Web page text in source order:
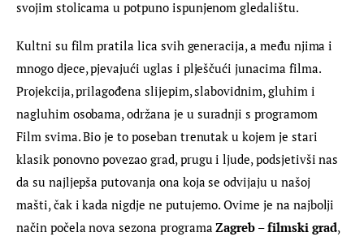
svojim stolicama u potpuno ispunjenom gledalištu.
Kultni su film pratila lica svih generacija, a među njima i
mnogo djece, pjevajući uglas i plješčući junacima filma.
Projekcija, prilagođena slijepim, slabovidnim, gluhim i
nagluhim osobama, održana je u suradnji s programom
Film svima. Bio je to poseban trenutak u kojem je stari
klasik ponovno povezao grad, prugu i ljude, podsjetivši nas
da su najljepša putovanja ona koja se odvijaju u našoj
mašti, čak i kada nigdje ne putujemo. Ovime je na najbolji
način počela nova sezona programa Zagreb – filmski grad,